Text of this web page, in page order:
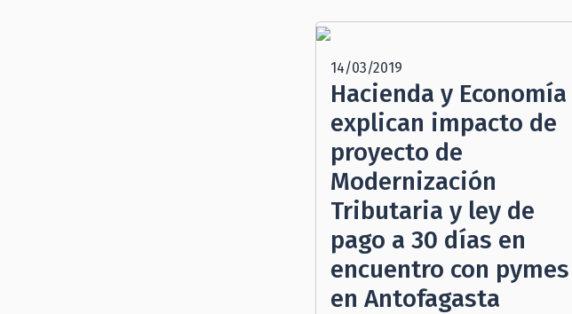
14/03/2019
Hacienda y Economía
explican impacto de
proyecto de
Modernización
Tributaria y ley de
pago a 30 días en
encuentro con pymes
en Antofagasta